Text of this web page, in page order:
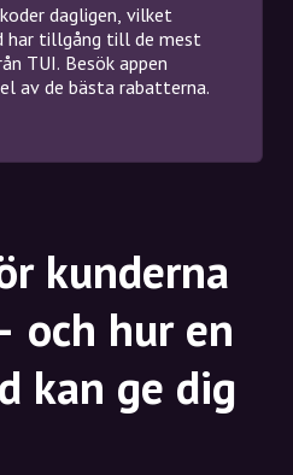
dagligen, vilket
tillgång till de mest
TUI. Besök appen
av de bästa rabatterna.
kunderna
och hur en
kan ge dig